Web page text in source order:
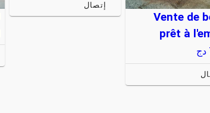
Vente de
prêt à
دج
إتصال